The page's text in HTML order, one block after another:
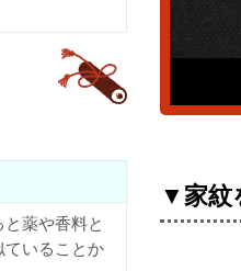
薬や香料と
いることか
▼家紋